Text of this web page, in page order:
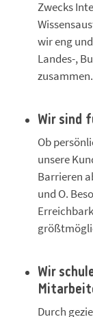
Zwecks
wir eng
Landes-,
zusammen.
Wir sind
Ob
unsere
Barrieren
und O.
Wir
Durch